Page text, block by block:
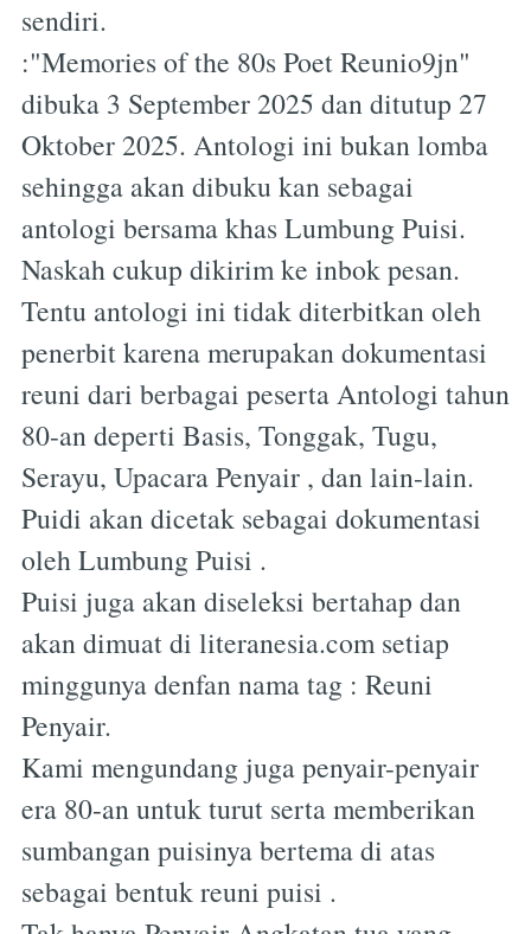
sendiri.
:"Memories of the 80s Poet Reunio9jn"
dibuka 3 September 2025 dan ditutup 27
Oktober 2025. Antologi ini bukan lomba
sehingga akan dibuku kan sebagai
antologi bersama khas Lumbung Puisi.
Naskah cukup dikirim ke inbok pesan.
Tentu antologi ini tidak diterbitkan oleh
penerbit karena merupakan dokumentasi
reuni dari berbagai peserta Antologi tahun
80-an deperti Basis, Tonggak, Tugu,
Serayu, Upacara Penyair , dan lain-lain.
Puidi akan dicetak sebagai dokumentasi
oleh Lumbung Puisi .
Puisi juga akan diseleksi bertahap dan
akan dimuat di literanesia.com setiap
minggunya denfan nama tag : Reuni
Penyair.
Kami mengundang juga penyair-penyair
era 80-an untuk turut serta memberikan
sumbangan puisinya bertema di atas
sebagai bentuk reuni puisi .